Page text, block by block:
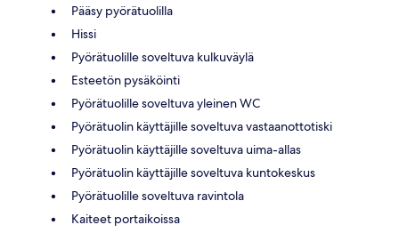
Pääsy pyörätuolilla
Hissi
Pyörätuolille soveltuva kulkuväylä
Esteetön pysäköinti
Pyörätuolille soveltuva yleinen WC
Pyörätuolin käyttäjille soveltuva vastaanottotiski
Pyörätuolin käyttäjille soveltuva uima-allas
Pyörätuolin käyttäjille soveltuva kuntokeskus
Pyörätuolille soveltuva ravintola
Kaiteet portaikoissa